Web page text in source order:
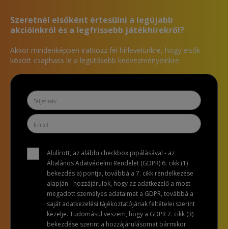
Szeretnél elsőként értesülni a legújabb
akcióinkról és a legfrissebb játékhírekről?
Akkor mindenképpen iratkozz fel hírlevelünkre, hogy elsők
között csaphass le a legütősebb kedvezményeinkre.
Alulírott, az alábbi checkbox pipálásával - az
Általános Adatvédelmi Rendelet (GDPR) 6. cikk (1)
bekezdés a) pontja, továbbá a 7. cikk rendelkezése
alapján - hozzájárulok, hogy az adatkezelő a most
megadott személyes adataimat a GDPR, továbbá a
saját adatkezelési tájékoztatójának feltételei szerint
kezelje. Tudomásul veszem, hogy a GDPR 7. cikk (3)
bekezdése szerint a hozzájárulásomat bármikor